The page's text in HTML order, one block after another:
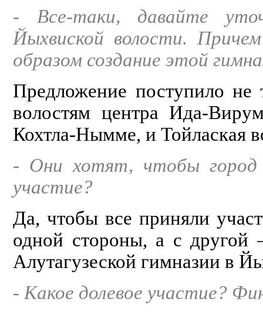
- Все-таки, давайте
Йыхвиской волости.
образом создание этой
Предложение поступило не
волостям центра Ида-
Кохтла-Нымме, и Тойлаская
- Они хотят, чтобы город
участие?
Да, чтобы все приняли
одной стороны, а с другой
Алутагузеской гимназии в
- Какое долевое участие?